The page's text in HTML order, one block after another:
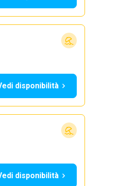
disponibilità
disponibilità